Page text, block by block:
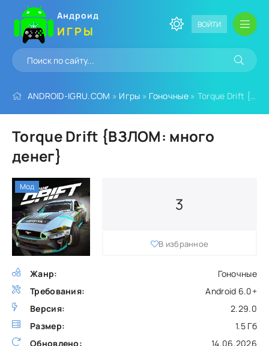
Андроид
ИГРЫ ВОЙТИ
ANDROID-IGRU.COM » Игры » Гоночные» Torque Drift {ВЗЛОМ: много денег}
Torque Drift {ВЗЛОМ: много
денег}
Жанр:
Гоночные
Требования:
Android 6.0+
Версия:
2.29.0
Размер:
1.5 Гб
Обновлено:
14.06.2026
3
В избранное
Мод